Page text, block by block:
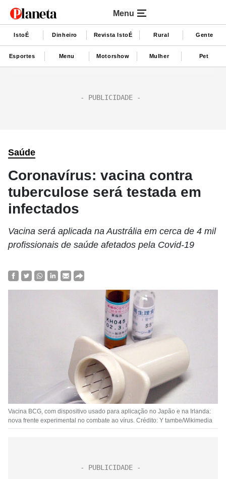
Menu
IstoÉ Dinheiro Revista IstoÉ Rural Gente
Esportes Menu Motorshow Mulher Pet
Saúde
Coronavírus: vacina contra
tuberculose será testada em
infectados
Vacina será aplicada na Austrália em cerca de 4 mil
profissionais de saúde afetados pela Covid-19
Vacina BCG, com dispositivo usado para aplicação no Japão e na Irlanda:
nova frente experimental no combate ao vírus. Crédito: Y tambe/Wikimedia